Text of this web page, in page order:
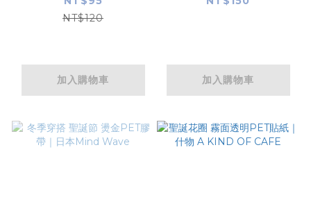
NT$120
加入購物車 加入購物車